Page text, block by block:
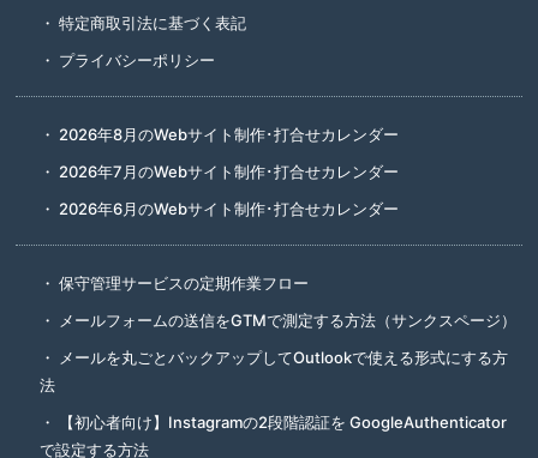
特定商取引法に基づく表記
プライバシーポリシー
2026年8月のWebサイト制作･打合せカレンダー
2026年7月のWebサイト制作･打合せカレンダー
2026年6月のWebサイト制作･打合せカレンダー
保守管理サービスの定期作業フロー
メールフォームの送信をGTMで測定する方法（サンクスページ）
メールを丸ごとバックアップしてOutlookで使える形式にする方
法
【初心者向け】Instagramの2段階認証を GoogleAuthenticator
で設定する方法